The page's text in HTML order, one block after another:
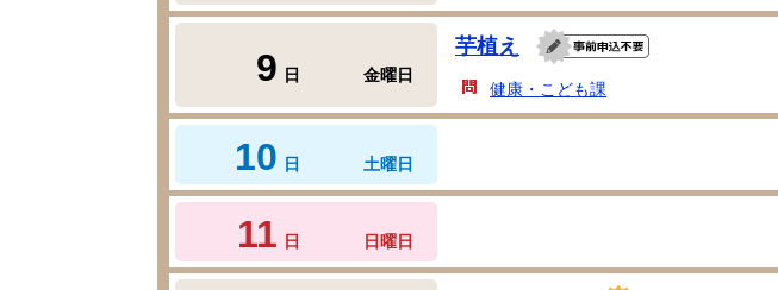
9 日 金曜日
芋植え
健康・こども課
10 日 土曜日
11 日 日曜日